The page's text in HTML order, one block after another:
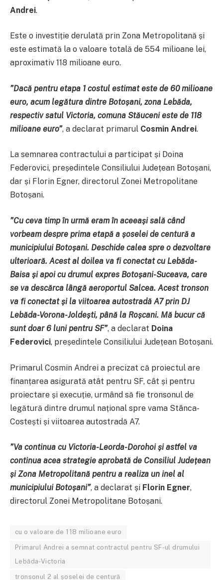
Andrei.
Este o investiție derulată prin Zona Metropolitană și
este estimată la o valoare totală de 554 milioane lei,
aproximativ 118 milioane euro.
”Dacă pentru etapa 1 costul estimat este de 60 milioane
euro, acum legătura dintre Botoșani, zona Lebăda,
respectiv satul Victoria, comuna Stăuceni este de 118
milioane euro”, a declarat primarul Cosmin Andrei.
La semnarea contractului a participat și Doina
Federovici, președintele Consiliului Județean Botoșani,
dar și Florin Egner, directorul Zonei Metropolitane
Botoșani.
”Cu ceva timp în urmă eram în aceeași sală când
vorbeam despre prima etapă a șoselei de centură a
municipiului Botoșani. Deschide calea spre o dezvoltare
ulterioară. Acest al doilea va fi conectat cu Lebăda-
Baisa și apoi cu drumul expres Botoșani-Suceava, care
se va descărca lângă aeroportul Salcea. Acest tronson
va fi conectat și la viitoarea autostradă A7 prin DJ
Lebăda-Vorona-Joldești, până la Roșcani. Mă bucur că
sunt doar 6 luni pentru SF”, a declarat Doina
Federovici, președintele Consiliului Județean Botoșani.
Primarul Cosmin Andrei a precizat că proiectul are
finanțarea asigurată atât pentru SF, cât și pentru
proiectare și execuție, urmând să fie tronsonul de
legătură dintre drumul național spre vama Stânca-
Costești și viitoarea autostradă A7.
”Va continua cu Victoria-Leorda-Dorohoi și astfel va
continua acea strategie aprobată de Consiliul Județean
și Zona Metropolitană pentru a realiza un inel al
municipiului Botoșani”, a declarat și Florin Egner,
directorul Zonei Metropolitane Botoșani.
cu o valoare de 118 milioane euro
Primarul Andrei a semnat contractul pentru SF-ul drumului
Lebăda-Victoria
tronsonul 2 al șoselei de centură